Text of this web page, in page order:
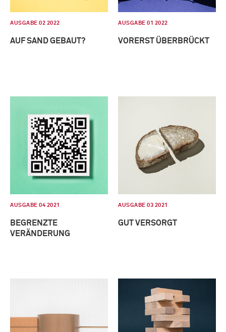
AUSGABE 02 2022
AUF SAND GEBAUT?
AUSGABE 01 2022
VORERST ÜBERBRÜCKT
AUSGABE 04 2021
BEGRENZTE
VERÄNDERUNG
AUSGABE 03 2021
GUT VERSORGT